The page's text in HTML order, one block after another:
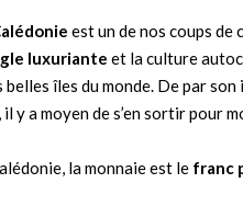
est un de nos coups
luxuriante et la culture
belles îles du monde. De par
y a moyen de s’en sortir pour
la monnaie est le franc